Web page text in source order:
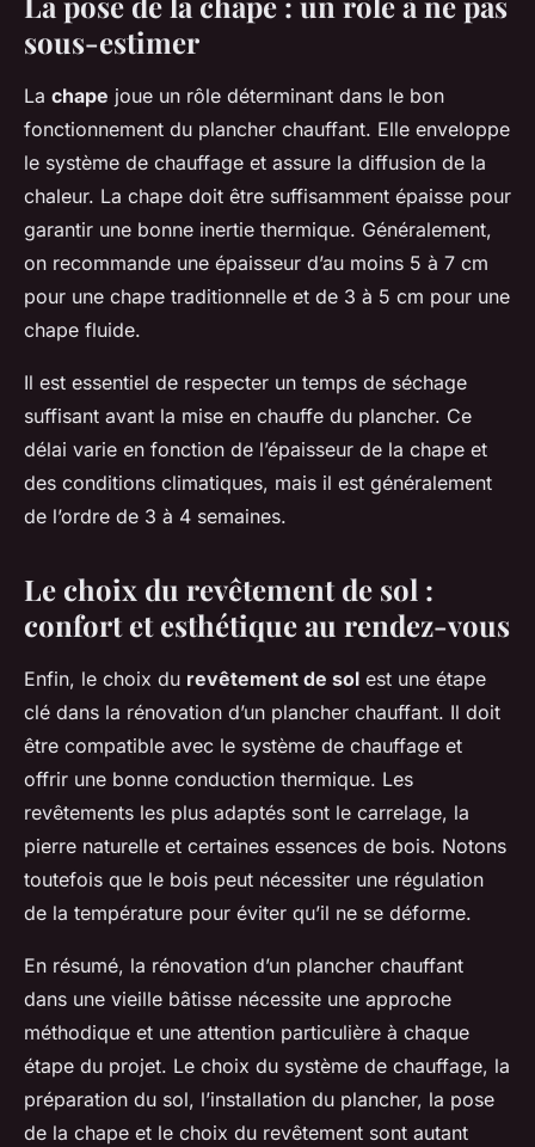
sous-estimer
La chape joue un rôle déterminant dans le bon
fonctionnement du plancher chauffant. Elle enveloppe
le système de chauffage et assure la diffusion de la
chaleur. La chape doit être suffisamment épaisse pour
garantir une bonne inertie thermique. Généralement,
on recommande une épaisseur d’au moins 5 à 7 cm
pour une chape traditionnelle et de 3 à 5 cm pour une
chape fluide.
Il est essentiel de respecter un temps de séchage
suffisant avant la mise en chauffe du plancher. Ce
délai varie en fonction de l’épaisseur de la chape et
des conditions climatiques, mais il est généralement
de l’ordre de 3 à 4 semaines.
Le choix du revêtement de sol :
confort et esthétique au rendez-vous
Enfin, le choix du revêtement de sol est une étape
clé dans la rénovation d’un plancher chauffant. Il doit
être compatible avec le système de chauffage et
offrir une bonne conduction thermique. Les
revêtements les plus adaptés sont le carrelage, la
pierre naturelle et certaines essences de bois. Notons
toutefois que le bois peut nécessiter une régulation
de la température pour éviter qu’il ne se déforme.
En résumé, la rénovation d’un plancher chauffant
dans une vieille bâtisse nécessite une approche
méthodique et une attention particulière à chaque
étape du projet. Le choix du système de chauffage, la
préparation du sol, l’installation du plancher, la pose
de la chape et le choix du revêtement sont autant